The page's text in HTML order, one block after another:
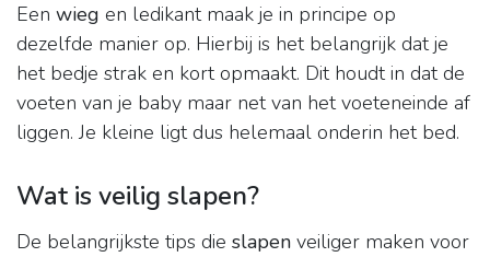
Een wieg en ledikant maak je in principe op
dezelfde manier op. Hierbij is het belangrijk dat je
het bedje strak en kort opmaakt. Dit houdt in dat de
voeten van je baby maar net van het voeteneinde af
liggen. Je kleine ligt dus helemaal onderin het bed.
Wat is veilig slapen?
De belangrijkste tips die slapen veiliger maken voor